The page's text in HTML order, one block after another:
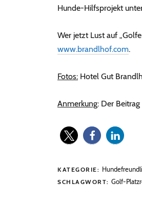
Hunde-Hilfsprojekt
Wer jetzt Lust auf
www.brandlhof.com.
Fotos: Hotel Gut
Anmerkung: Der
KATEGORIE:
SCHLAGWORT: Golf-